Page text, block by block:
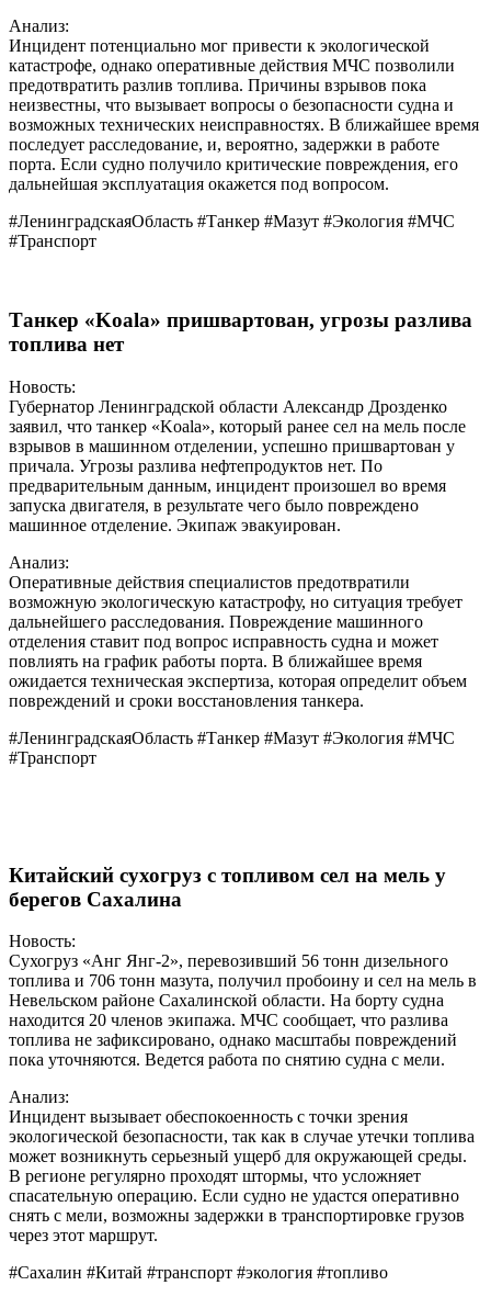
Анализ:
Инцидент потенциально мог привести к экологической
катастрофе, однако оперативные действия МЧС позволили
предотвратить разлив топлива. Причины взрывов пока
неизвестны, что вызывает вопросы о безопасности судна и
возможных технических неисправностях. В ближайшее время
последует расследование, и, вероятно, задержки в работе
порта. Если судно получило критические повреждения, его
дальнейшая эксплуатация окажется под вопросом.
#ЛенинградскаяОбласть #Танкер #Мазут #Экология #МЧС
#Транспорт
Танкер «Koala» пришвартован, угрозы разлива
топлива нет
Новость:
Губернатор Ленинградской области Александр Дрозденко
заявил, что танкер «Koala», который ранее сел на мель после
взрывов в машинном отделении, успешно пришвартован у
причала. Угрозы разлива нефтепродуктов нет. По
предварительным данным, инцидент произошел во время
запуска двигателя, в результате чего было повреждено
машинное отделение. Экипаж эвакуирован.
Анализ:
Оперативные действия специалистов предотвратили
возможную экологическую катастрофу, но ситуация требует
дальнейшего расследования. Повреждение машинного
отделения ставит под вопрос исправность судна и может
повлиять на график работы порта. В ближайшее время
ожидается техническая экспертиза, которая определит объем
повреждений и сроки восстановления танкера.
#ЛенинградскаяОбласть #Танкер #Мазут #Экология #МЧС
#Транспорт
Китайский сухогруз с топливом сел на мель у
берегов Сахалина
Новость:
Сухогруз «Анг Янг-2», перевозивший 56 тонн дизельного
топлива и 706 тонн мазута, получил пробоину и сел на мель в
Невельском районе Сахалинской области. На борту судна
находится 20 членов экипажа. МЧС сообщает, что разлива
топлива не зафиксировано, однако масштабы повреждений
пока уточняются. Ведется работа по снятию судна с мели.
Анализ:
Инцидент вызывает обеспокоенность с точки зрения
экологической безопасности, так как в случае утечки топлива
может возникнуть серьезный ущерб для окружающей среды.
В регионе регулярно проходят штормы, что усложняет
спасательную операцию. Если судно не удастся оперативно
снять с мели, возможны задержки в транспортировке грузов
через этот маршрут.
#Сахалин #Китай #транспорт #экология #топливо